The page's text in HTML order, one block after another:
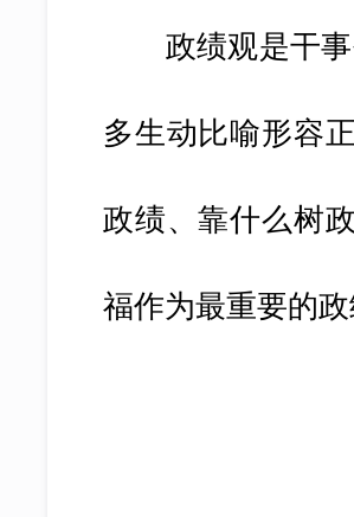
政绩观是干事
多生动比喻形容
政绩、靠什么树
福作为最重要的